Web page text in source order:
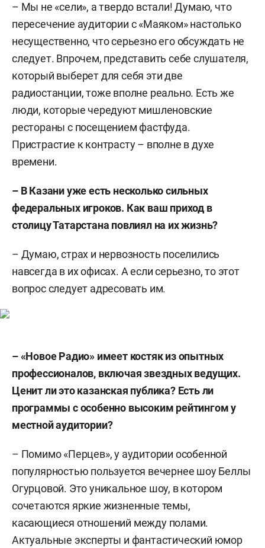
– Мы не «сели», а твердо встали! Думаю, что
пересечение аудитории с «Маяком» настолько
несущественно, что серьезно его обсуждать не
следует. Впрочем, представить себе слушателя,
который выберет для себя эти две
радиостанции, тоже вполне реально. Есть же
люди, которые чередуют мишленовские
рестораны с посещением фастфуда.
Пристрастие к контрасту – вполне в духе
времени.
– В Казани уже есть несколько сильных
федеральных игроков. Как ваш приход в
столицу Татарстана повлиял на их жизнь?
– Думаю, страх и нервозность поселились
навсегда в их офисах. А если серьезно, то этот
вопрос следует адресовать им.
– «Новое Радио» имеет костяк из опытных
профессионалов, включая звездных ведущих.
Ценит ли это казанская публика? Есть ли
программы с особенно высоким рейтингом у
местной аудитории?
– Помимо «Перцев», у аудитории особенной
популярностью пользуется вечернее шоу Беллы
Огурцовой. Это уникальное шоу, в котором
сочетаются яркие жизненные темы,
касающиеся отношений между полами.
Актуальные эксперты и фантастический юмор